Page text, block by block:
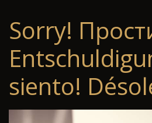
Sorry!
siento!